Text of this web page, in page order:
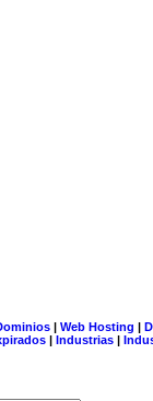
| Web Hosting |
| Industrias |